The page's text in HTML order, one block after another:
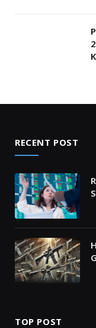
RECENT POST
TOP POST